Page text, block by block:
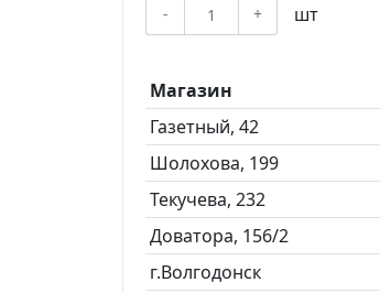
- + шт
Магазин
Газетный, 42
Шолохова, 199
Текучева, 232
Доватора, 156/2
г.Волгодонск